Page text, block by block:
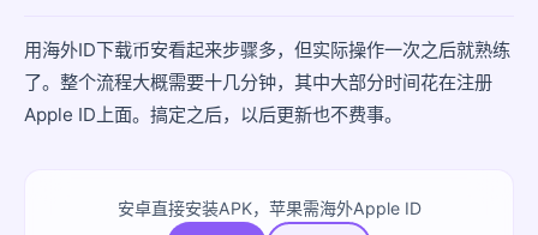
用海外ID下载币安看起来步骤多，但实际操作一次之后就熟练
了。整个流程大概需要十几分钟，其中大部分时间花在注册
Apple ID上面。搞定之后，以后更新也不费事。
安卓直接安装APK，苹果需海外Apple ID